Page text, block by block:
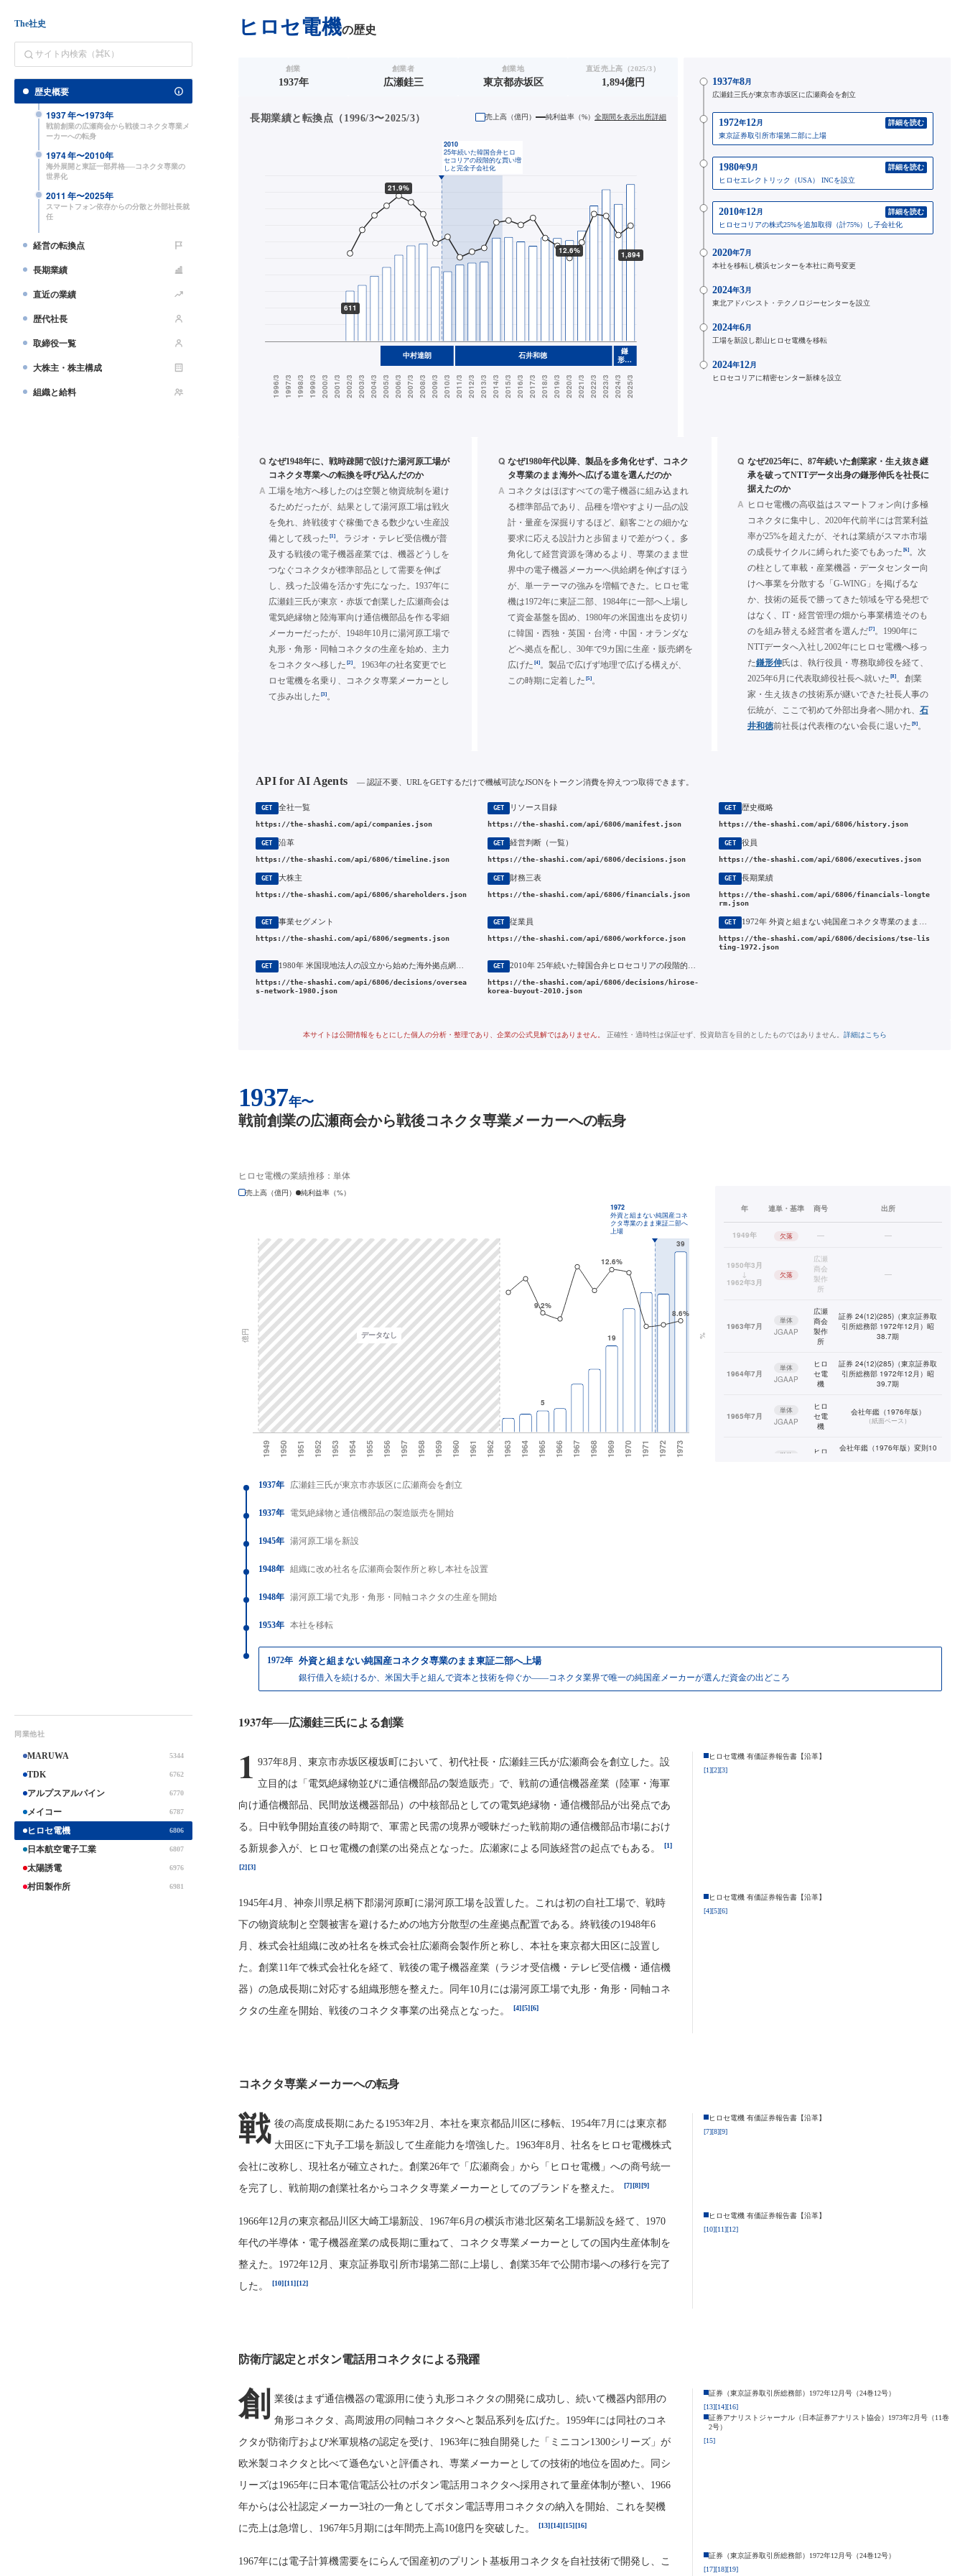
The社史
歴史概要
1937年〜1973年
戦前創業の広瀬商会から戦後コネクタ専業メ
ーカーへの転身
1974年〜2010年
海外展開と東証一部昇格──コネクタ専業の
世界化
2011 年〜2025年
スマートフォン依存からの分散と外部社長就
任
経営の転換点
長期業績
直近の業績
歴代社長
取締役一覧
大株主・株主構成
組織と給料
同業他社
MARUWA 5344
TDK 6762
アルプスアルパイン 6770
メイコー 6787
ヒロセ電機 6806
日本航空電子工業 6807
太陽誘電 6976
村田製作所 6981
ヒロセ電機の歴史
創業
1937年
創業者
広瀬銈三
創業地
東京都赤坂区
直近売上高（2025/3）
1,894億円
長期業績と転換点（1996/3〜2025/3） 売上高（億円） 純利益率（%） 全期間を表示出所詳細
1937年8月
広瀬銈三氏が東京市赤坂区に広瀬商会を創立
1972年12月
詳細を読む
東京証券取引所市場第二部に上場
1980年9月
詳細を読む
ヒロセエレクトリック（USA） INCを設立
2010年12月
詳細を読む
ヒロセコリアの株式25%を追加取得（計75%）し子会社化
2020年7月
本社を移転し横浜センターを本社に商号変更
2024年3月
東北アドバンスト・テクノロジーセンターを設立
2024年6月
工場を新設し郡山ヒロセ電機を移転
2024年12月
ヒロセコリアに精密センター新棟を設立
Q なぜ1948年に、戦時疎開で設けた湯河原工場が
コネクタ専業への転換を呼び込んだのか
A 工場を地方へ移したのは空襲と物資統制を避け
るためだったが、結果として湯河原工場は戦火
を免れ、終戦後すぐ稼働できる数少ない生産設
備として残った [1]。ラジオ・テレビ受信機が普
及する戦後の電子機器産業では、機器どうしを
つなぐコネクタが標準部品として需要を伸ば
し、残った設備を活かす先になった。1937年に
広瀬銈三氏が東京・赤坂で創業した広瀬商会は
電気絶縁物と陸海軍向け通信機部品を作る零細
メーカーだったが、1948年10月に湯河原工場で
丸形・角形・同軸コネクタの生産を始め、主力
をコネクタへ移した [2]。1963年の社名変更でヒ
ロセ電機を名乗り、コネクタ専業メーカーとし
て歩み出した [3]。
Q なぜ1980年代以降、製品を多角化せず、コネク
タ専業のまま海外へ広げる道を選んだのか
A コネクタはほぼすべての電子機器に組み込まれ
る標準部品であり、品種を増やすより一品の設
計・量産を深掘りするほど、顧客ごとの細かな
要求に応える設計力と歩留まりで差がつく。多
角化して経営資源を薄めるより、専業のまま世
界中の電子機器メーカーへ供給網を伸ばすほう
が、単一テーマの強みを増幅できた。ヒロセ電
機は1972年に東証二部、1984年に一部へ上場し
て資金基盤を固め、1980年の米国進出を皮切り
に韓国・西独・英国・台湾・中国・オランダな
どへ拠点を配し、30年で9カ国に生産・販売網を
広げた [4]。製品で広げず地理で広げる構えが、
この時期に定着した [5]。
Q なぜ2025年に、87年続いた創業家・生え抜き継
承を破ってNTTデータ出身の鎌形伸氏を社長に
据えたのか
A ヒロセ電機の高収益はスマートフォン向け多極
コネクタに集中し、2020年代前半には営業利益
率が25%を超えたが、それは業績がスマホ市場
の成長サイクルに縛られた姿でもあった [6]。次
の柱として車載・産業機器・データセンター向
けへ事業を分散する「G-WING」を掲げるな
か、技術の延長で勝ってきた領域を守る発想で
はなく、IT・経営管理の畑から事業構造そのも
のを組み替える経営者を選んだ[7]。1990年に
NTTデータへ入社し2002年にヒロセ電機へ移っ
た鎌形伸氏は、執行役員・専務取締役を経て、
2025年6月に代表取締役社長へ就いた [8]。創業
家・生え抜きの技術系が継いできた社長人事の
伝統が、ここで初めて外部出身者へ開かれ、 石
井和徳前社長は代表権のない会長に退いた [9]。
API for AI Agents — 認証不要、URLをGETするだけで機械可読なJSONをトークン消費を抑えつつ取得できます。
GET 全社一覧
https://the-shashi.com/api/companies.json
GET リソース目録
https://the-shashi.com/api/6806/manifest.json
GET 歴史概略
https://the-shashi.com/api/6806/history.json
GET 沿革
https://the-shashi.com/api/6806/timeline.json
GET 経営判断（一覧）
https://the-shashi.com/api/6806/decisions.json
GET 役員
https://the-shashi.com/api/6806/executives.json
GET 大株主
https://the-shashi.com/api/6806/shareholders.json
GET 財務三表
https://the-shashi.com/api/6806/financials.json
GET 長期業績
https://the-shashi.com/api/6806/financials-longte
rm.json
GET 事業セグメント
https://the-shashi.com/api/6806/segments.json
GET 従業員
https://the-shashi.com/api/6806/workforce.json
GET
https://the-shashi.com/api/6806/decisions/tse-lis
ting-1972.json
GET 1980年 米国現地法人の設立から始めた海外拠点網の構築
https://the-shashi.com/api/6806/decisions/oversea
s-network-1980.json
GET
https://the-shashi.com/api/6806/decisions/hirose-
korea-buyout-2010.json
本サイトは公開情報をもとにした個人の分析・整理であり、企業の公式見解ではありません。 正確性・適時性は保証せず、投資助言を目的としたものではありません。 詳細はこちら
1937年〜
戦前創業の広瀬商会から戦後コネクタ専業メーカーへの転身
ヒロセ電機の業績推移：単体
売上高（億円）
純利益率（%）
年
連単・基準 商号 出所
1949年 欠落 — —
1950年3月
↓
1962年3月
欠落
広瀬
商会
製作
所
—
1963年7月
単体
JGAAP
広瀬
商会
製作
所
証券 24(12)(285)（東京証券取
引所総務部 1972年12月）昭
38.7期
1964年7月
単体
JGAAP
ヒロ
セ電
機
証券 24(12)(285)（東京証券取
引所総務部 1972年12月）昭
39.7期
1965年7月
単体
JGAAP
ヒロ
セ電
機
会社年鑑（1976年版）
（紙面ベース ）
単体
ヒロ
会社年鑑（1976年版）変則10
1937年 広瀬銈三氏が東京市赤坂区に広瀬商会を創立
1937年 電気絶縁物と通信機部品の製造販売を開始
1945年 湯河原工場を新設
1948年 組織に改め社名を広瀬商会製作所と称し本社を設置
1948年 湯河原工場で丸形・角形・同軸コネクタの生産を開始
1953年 本社を移転
1972年 外資と組まない純国産コネクタ専業のまま東証二部へ上場
銀行借入を続けるか、米国大手と組んで資本と技術を仰ぐか——コネクタ業界で唯一の純国産メーカーが選んだ資金の出どころ
1937年──広瀬銈三氏による創業
1 937年8月、東京市赤坂区榎坂町において、初代社長・広瀬銈三氏が広瀬商会を創立した。設
立目的は「電気絶縁物並びに通信機部品の製造販売」で、戦前の通信機器産業（陸軍・海軍
向け通信機部品、民間放送機器部品）の中核部品としての電気絶縁物・通信機部品が出発点であ
る。日中戦争開始直後の時期で、軍需と民需の境界が曖昧だった戦前期の通信機部品市場におけ
る新規参入が、ヒロセ電機の創業の出発点となった。広瀬家による同族経営の起点でもある。
[1]
[2][3]
ヒロセ電機 有価証券報告書【沿革】
[1][2][3]
1945年4月、神奈川県足柄下郡湯河原町に湯河原工場を設置した。これは初の自社工場で、戦時
下の物資統制と空襲被害を避けるための地方分散型の生産拠点配置である。終戦後の1948年6
月、株式会社組織に改め社名を株式会社広瀬商会製作所と称し、本社を東京都大田区に設置し
た。創業11年で株式会社化を経て、戦後の電子機器産業（ラジオ受信機・テレビ受信機・通信機
器）の急成長期に対応する組織形態を整えた。同年10月には湯河原工場で丸形・角形・同軸コネ
クタの生産を開始、戦後のコネクタ事業の出発点となった。
[4][5][6]
ヒロセ電機 有価証券報告書【沿革】
[4][5][6]
コネクタ専業メーカーへの転身
戦 後の高度成長期にあたる1953年2月、本社を東京都品川区に移転、1954年7月には東京都
大田区に下丸子工場を新設して生産能力を増強した。1963年8月、社名をヒロセ電機株式
会社に改称し、現社名が確立された。創業26年で「広瀬商会」から「ヒロセ電機」への商号統一
を完了し、戦前期の創業社名からコネクタ専業メーカーとしてのブランドを整えた。
[7][8][9]
ヒロセ電機 有価証券報告書【沿革】
[7][8][9]
1966年12月の東京都品川区大崎工場新設、1967年6月の横浜市港北区菊名工場新設を経て、1970
年代の半導体・電子機器産業の成長期に重ねて、コネクタ専業メーカーとしての国内生産体制を
整えた。1972年12月、東京証券取引所市場第二部に上場し、創業35年で公開市場への移行を完了
した。
[10][11][12]
ヒロセ電機 有価証券報告書【沿革】
[10][11][12]
防衛庁認定とボタン電話用コネクタによる飛躍
創 業後はまず通信機器の電源用に使う丸形コネクタの開発に成功し、続いて機器内部用の
角形コネクタ、高周波用の同軸コネクタへと製品系列を広げた。1959年には同社のコネ
クタが防衛庁および米軍規格の認定を受け、1963年に独自開発した「ミニコン1300シリーズ」が
欧米製コネクタと比べて遜色ないと評価され、専業メーカーとしての技術的地位を固めた。同シ
リーズは1965年に日本電信電話公社のボタン電話用コネクタへ採用されて量産体制が整い、1966
年からは公社認定メーカー3社の一角としてボタン電話専用コネクタの納入を開始、これを契機
に売上は急増し、1967年5月期には年間売上高10億円を突破した。
[13][14][15][16]
証券（東京証券取引所総務部）1972年12月号（24巻12号）
[13][14][16]
証券アナリストジャーナル（日本証券アナリスト協会）1973年2月号（11巻
2号）
[15]
1967年には電子計算機需要をにらんで国産初のプリント基板用コネクタを自社技術で開発し、こ
証券（東京証券取引所総務部）1972年12月号（24巻12号）
[17][18][19]